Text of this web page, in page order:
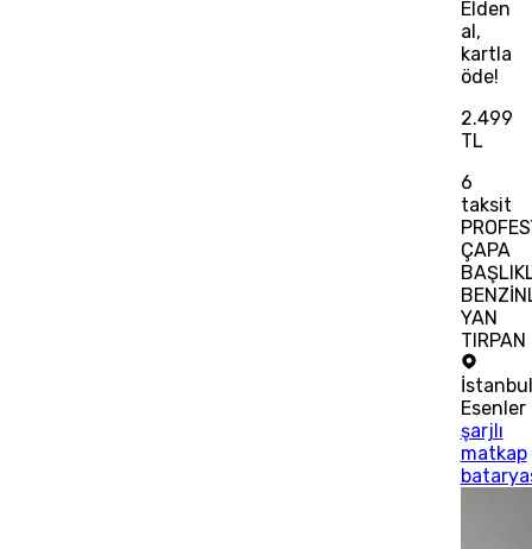
Elden
al,
kartla
öde!
2.499
TL
6
taksit
ÇAPA
YAN
TIRPAN
İstanbul
Esenler
şarjlı
matkap